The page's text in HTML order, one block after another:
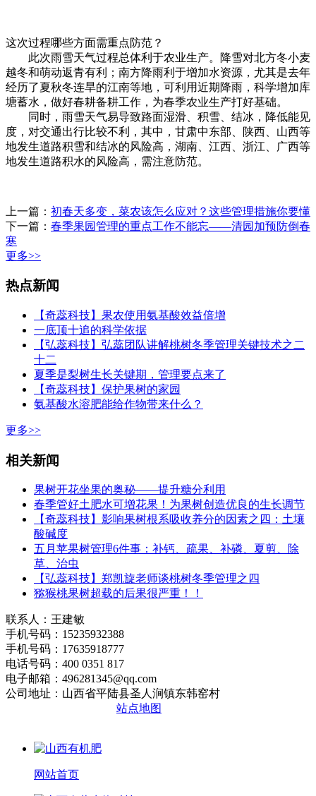
这次过程哪些方面需重点防范？
此次雨雪天气过程总体利于农业生产。降雪对北方冬小麦
越冬和萌动返青有利；南方降雨利于增加水资源，尤其是去年
经历了夏秋冬连旱的江南等地，可利用近期降雨，科学增加库
塘蓄水，做好春耕备耕工作，为春季农业生产打好基础。
同时，雨雪天气易导致路面湿滑、积雪、结冰，降低能见
度，对交通出行比较不利，其中，甘肃中东部、陕西、山西等
地发生道路积雪和结冰的风险高，湖南、江西、浙江、广西等
地发生道路积水的风险高，需注意防范。
上一篇： 初春天多变，菜农该怎么应对？这些管理措施你要懂
下一篇： 春季果园管理的重点工作不能忘——清园加预防倒春
寒
更多>>
热点新闻
【奇蕊科技】果农使用氨基酸效益倍增
一底顶十追的科学依据
【弘蕊科技】弘蕊团队讲解桃树冬季管理关键技术之二
十二
夏季是梨树生长关键期，管理要点来了
【奇蕊科技】保护果树的家园
氨基酸水溶肥能给作物带来什么？
更多>>
相关新闻
果树开花坐果的奥秘——提升糖分利用
春季管好土肥水可增花果！为果树创造优良的生长调节
【奇蕊科技】影响果树根系吸收养分的因素之四：土壤
酸碱度
五月苹果树管理6件事：补钙、疏果、补磷、夏剪、除
草、治虫
【弘蕊科技】郑凯旋老师谈桃树冬季管理之四
猕猴桃果树超载的后果很严重！！
联系人：王建敏
手机号码：15235932388
手机号码：17635918777
电话号码：400 0351 817
电子邮箱：496281345@qq.com
公司地址：山西省平陆县圣人涧镇东韩窑村
站点地图
网站首页